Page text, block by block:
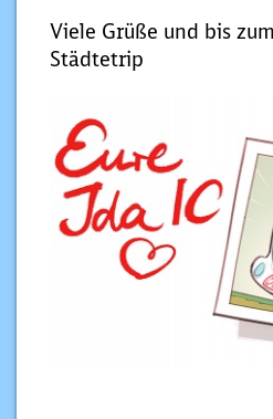
Viele Grüße und bis
Städtetrip